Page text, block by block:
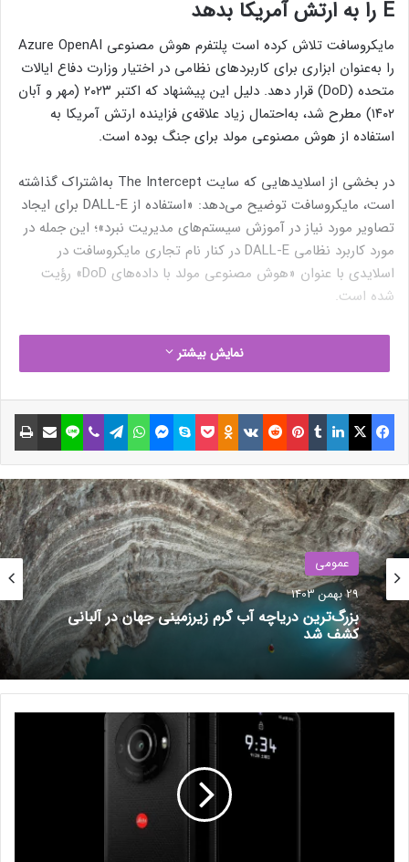
E را به ارتش آمریکا بدهد
مایکروسافت تلاش کرده است پلتفرم هوش مصنوعی Azure OpenAI
را به‌عنوان ابزاری برای کاربردهای نظامی در اختیار وزارت دفاع ایالات‌
متحده (DoD) قرار دهد. دلیل این پیشنهاد که اکتبر ۲۰۲۳ (مهر و آبان
۱۴۰۲) مطرح شد، به‌احتمال زیاد علاقه‌ی فزاینده ارتش آمریکا به
استفاده از هوش مصنوعی مولد برای جنگ بوده است.
در بخشی از اسلایدهایی که سایت The Intercept به‌اشتراک گذاشته
است، مایکروسافت توضیح می‌دهد: «استفاده از DALL-E برای ایجاد
تصاویر مورد نیاز در آموزش سیستم‌های مدیریت نبرد»؛ این جمله در
مورد کاربرد نظامی DALL-E در کنار نام تجاری مایکروسافت در
اسلایدی با عنوان «هوش مصنوعی مولد با داده‌های DoD» رؤیت
شده است.
مایکروسافت اکنون به بسیاری از ابزارهای OpenAI ازجمله DALL-E
دسترسی دارد. نکته‌ی مهم درمورد استفاده‌ی نظامی این است که
OpenAI ندارد؛ جایی‌که این سازمان تضمین می‌دهد هوش مصنوعی
در راستای منافع همه‌ی انسان‌ها به‌کار گرفته شود.
سیاست‌های OpenAI، استفاده از سرویس‌هایش را برای
آسیب‌رساندن به دیگران یا جاسوسی ممنوع می‌کند، اما مایکروسافت
این ابزارها را تحت حمایت سازمانی خود ارائه می‌دهد. این شرکت
طی دهه‌های گذشته همکاری‌های متعددی با نیروهای مسلح آمریکا
داشته است.
نوشته های مشابه
موتو G64 رونمایی شد؛ اولین گوشی
دنیا با پردازنده Dimensity 7025
24 فروردین 1403
از آینه‌ جادویی تا خرگوش رباتیک؛
جذاب‌ترین پروژه‌هایی که تاکنون به
کمک رزبری پای ساخته شده‌اند
نمایش بیشتر
فیسبوک ایکس لینکداین تامبلر پینتریست Reddit
VKontakte
Odnoklassniki پاکت اسکایپ مسنجر واتس آپ تلگرام وایبر لاین اشتراک گذاری با ایمیل
عمومی
29 بهمن 1403
بزرگ‌ترین دریاچه آب گرم زیرزمینی جهان در آلبانی
عمومی
29 بهمن 1403
ترامپ: کارخانه‌های اینتل باید آمریکایی بمانند؛ آینده
همکاری با TSMC در هاله‌ای از ابهام